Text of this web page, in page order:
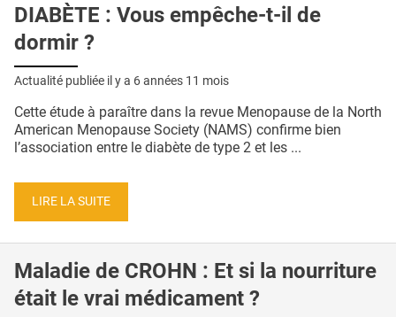
CRÉDITS
DIABÈTE : Vous empêche-t-il de
dormir ?
Actualité publiée il y a 6 années 11 mois
Cette étude à paraître dans la revue Menopause de la North
American Menopause Society (NAMS) confirme bien
l’association entre le diabète de type 2 et les ...
LIRE LA SUITE
Maladie de CROHN : Et si la nourriture
était le vrai médicament ?